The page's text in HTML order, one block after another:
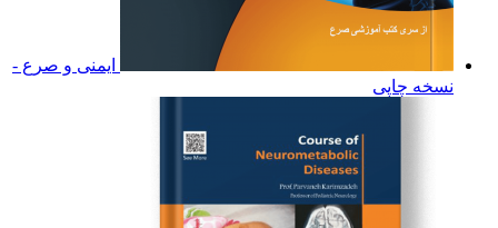
ایمنی و صرع -
نسخه چاپی